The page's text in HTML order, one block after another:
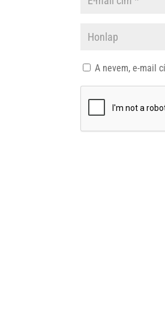
A nevem, e-mail